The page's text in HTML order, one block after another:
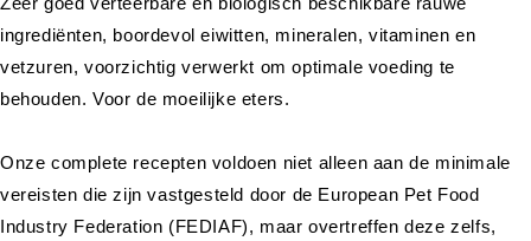
ingrediënten, boordevol eiwitten, mineralen, vitaminen en
vetzuren, voorzichtig verwerkt om optimale voeding te
behouden. Voor de moeilijke eters.
Onze complete recepten voldoen niet alleen aan de minimale
vereisten die zijn vastgesteld door de European Pet Food
Industry Federation (FEDIAF), maar overtreffen deze zelfs,